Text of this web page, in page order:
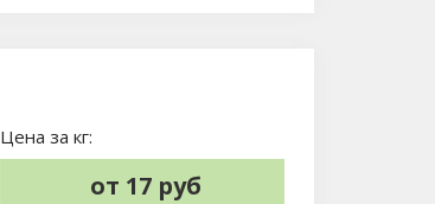
Цена за кг:
от 17 руб